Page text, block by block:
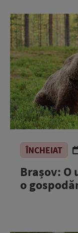
ÎNCHEIAT
Brașov: O
o